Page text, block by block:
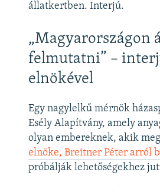
állatkertben. Interjú.
felmutatni” –
elnökével
Egy nagylelkű mérnök
Esély Alapítvány, amely
olyan embereknek, akik
elnöke, Breitner Péter arról
próbálják lehetőségekhez